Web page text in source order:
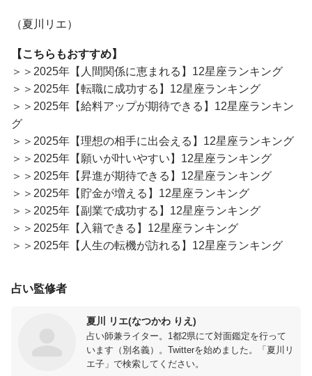
（夏川リエ）
【こちらもおすすめ】
＞＞2025年【人間関係に恵まれる】12星座ランキング
＞＞2025年【転職に成功する】12星座ランキング
＞＞2025年【給料アップが期待できる】12星座ランキン
グ
＞＞2025年【理想の相手に出会える】12星座ランキング
＞＞2025年【願いが叶いやすい】12星座ランキング
＞＞2025年【昇進が期待できる】12星座ランキング
＞＞2025年【貯金が増える】12星座ランキング
＞＞2025年【副業で成功する】12星座ランキング
＞＞2025年【入籍できる】12星座ランキング
＞＞2025年【人生の転機が訪れる】12星座ランキング
占い監修者
夏川 リエ(なつかわ りえ)
占い師兼ライター。1都2県にて対面鑑定を行って
います（別名義）。Twitterを始めました。「夏川リ
エ子」で検索してください。